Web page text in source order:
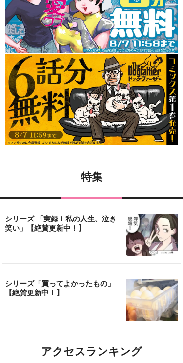
特集
シリーズ 「実録！私の人生、泣き
笑い」【絶賛更新中！】
シリーズ「買ってよかったもの」
【絶賛更新中！】
アクセスランキング